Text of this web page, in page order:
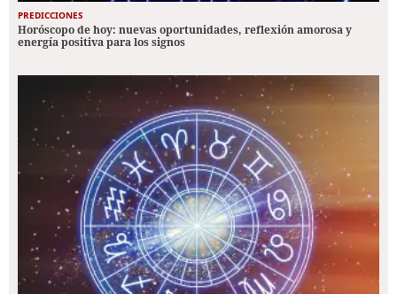
PREDICCIONES
Horóscopo de hoy: nuevas oportunidades, reflexión amorosa y
energía positiva para los signos